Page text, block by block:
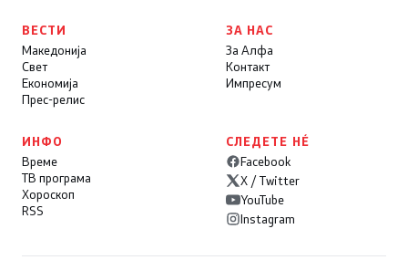
ВЕСТИ
Македонија
Свет
Економија
Прес-релис
ЗА НАС
За Алфа
Контакт
Импресум
ИНФО
Време
ТВ програма
Хороскоп
RSS
СЛЕДЕТЕ НÉ
Facebook
X / Twitter
YouTube
Instagram